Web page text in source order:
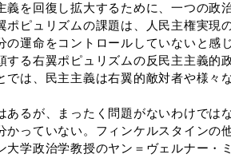
を回復し拡大するために、一つの政
ピュリズムの課題は、人民主権実現
運命をコントロールしていないと感
る右翼ポピュリズムの反民主主義的
は、民主主義は右翼的敵対者や様々
るが、まったく問題がないわけでは
っていない。フィンケルスタインの
学政治学教授のヤン＝ヴェルナー・